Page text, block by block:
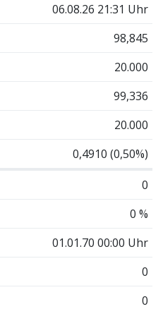
06.08.26 21:31 Uhr
98,845
20.000
99,336
20.000
0,4910 (0,50%)
0
0 %
01.01.70 00:00 Uhr
0
0